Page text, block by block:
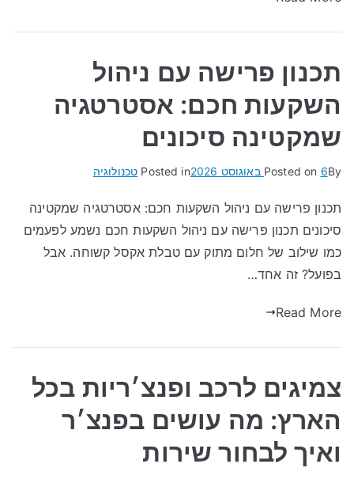
תכנון פרישה עם ניהול
השקעות חכם: אסטרטגיה
שמקטינה סיכונים
By
Posted on 6 באוגוסט 2026 Posted in טכנולוגיה
תכנון פרישה עם ניהול השקעות חכם: אסטרטגיה שמקטינה
סיכונים תכנון פרישה עם ניהול השקעות חכם נשמע לפעמים
כמו שילוב של חלום מתוק עם טבלת אקסל קשוחה. אבל
בפועל? זה אחד…
Read More
צמיגים לרכב ופנצ׳ריות בכל
הארץ: מה עושים בפנצ׳ר
ואיך לבחור שירות